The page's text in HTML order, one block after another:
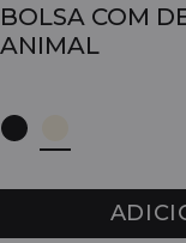
BOLSA COM
ANIMAL